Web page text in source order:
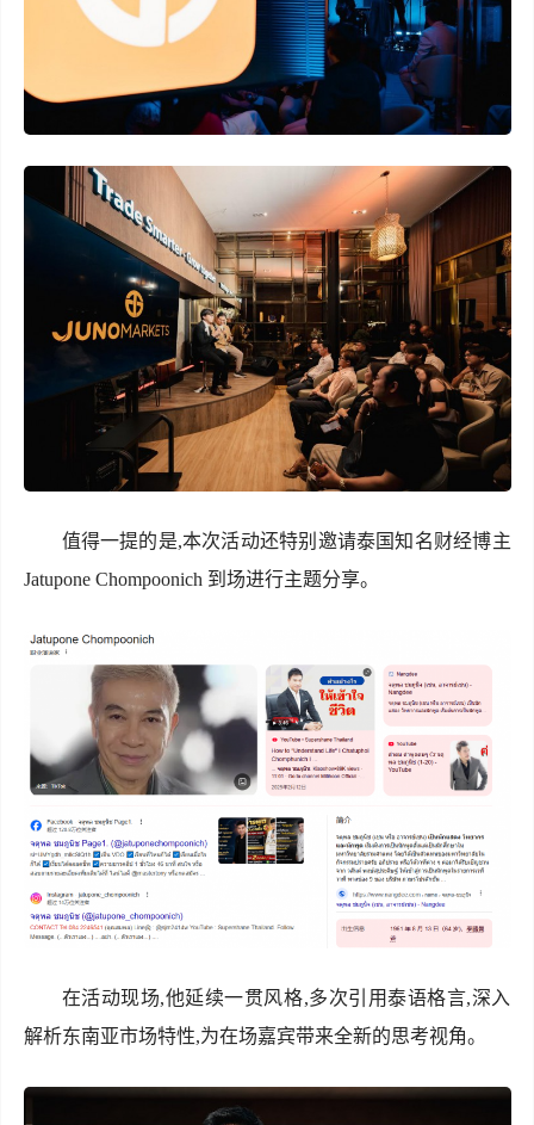
值得一提的是,本次活动还特别邀请泰国知名财经博主
Jatupone Chompoonich 到场进行主题分享。
在活动现场,他延续一贯风格,多次引用泰语格言,深入
解析东南亚市场特性,为在场嘉宾带来全新的思考视角。